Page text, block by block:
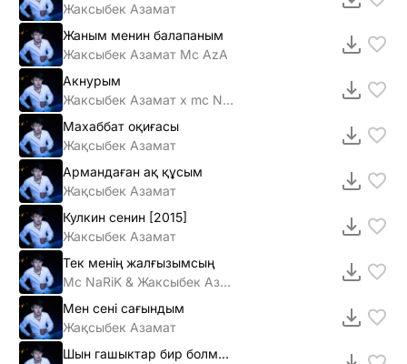
Жаксыбек Азамат
Жаным менин балапаным
Жаксыбек Азамат Mc AzA
Акнурым
Жаксыбек Азамат х mc NaRi
Махаббат оқиғасы
Жақсыбек Азамат
Армандаған ақ құсым
Жақсыбек Азамат
Кулкин сенин [2015]
Жаксыбек Азамат
Тек менің жалғызымсың
Mc NaRiK & Жаксыбек Азамат
Мен сені сағындым
Жақсыбек Азамат
Шын гашыктар бир болмайды